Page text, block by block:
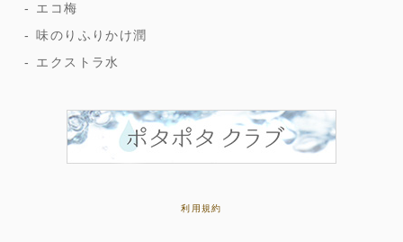
エコ梅
味のりふりかけ潤
エクストラ水
利用規約